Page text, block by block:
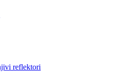
reflektori